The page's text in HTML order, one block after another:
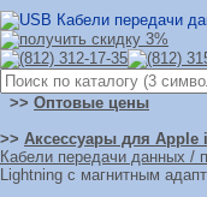
>> Оптовые цены
>> Аксессуары для Apple
Кабели передачи данных /
Lightning с магнитным